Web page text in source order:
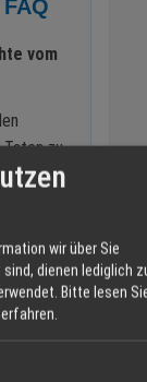
vom
zu
wir über Sie
dienen lediglich
Bitte lesen